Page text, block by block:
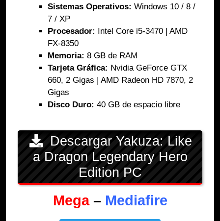
Sistemas Operativos: Windows 10 / 8 /
7 / XP
Procesador: Intel Core i5-3470 | AMD
FX-8350
Memoria: 8 GB de RAM
Tarjeta Gráfica: Nvidia GeForce GTX
660, 2 Gigas | AMD Radeon HD 7870, 2
Gigas
Disco Duro: 40 GB de espacio libre
Descargar Yakuza: Like
a Dragon Legendary Hero
Edition PC
Mega– Mediafire